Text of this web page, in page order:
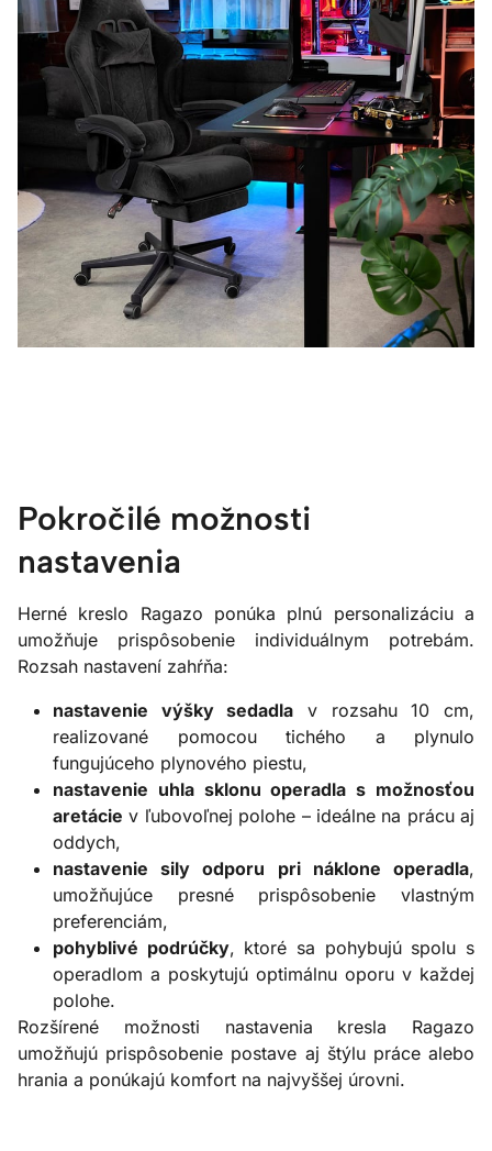
Pokročilé možnosti
nastavenia
Herné kreslo Ragazo ponúka plnú personalizáciu a
umožňuje prispôsobenie individuálnym potrebám.
Rozsah nastavení zahŕňa:
nastavenie výšky sedadla v rozsahu 10 cm,
realizované pomocou tichého a plynulo
fungujúceho plynového piestu,
nastavenie uhla sklonu operadla s možnosťou
aretácie v ľubovoľnej polohe – ideálne na prácu aj
oddych,
nastavenie sily odporu pri náklone operadla,
umožňujúce presné prispôsobenie vlastným
preferenciám,
pohyblivé podrúčky, ktoré sa pohybujú spolu s
operadlom a poskytujú optimálnu oporu v každej
polohe.
Rozšírené možnosti nastavenia kresla Ragazo
umožňujú prispôsobenie postave aj štýlu práce alebo
hrania a ponúkajú komfort na najvyššej úrovni.